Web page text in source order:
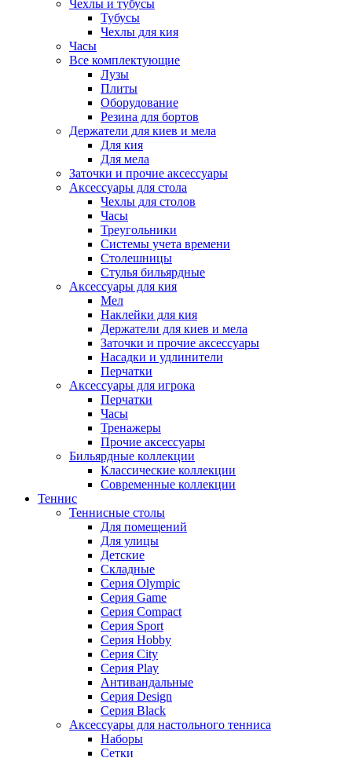
Чехлы и тубусы
Тубусы
Чехлы для кия
Часы
Все комплектующие
Лузы
Плиты
Оборудование
Резина для бортов
Держатели для киев и мела
Для кия
Для мела
Заточки и прочие аксессуары
Аксессуары для стола
Чехлы для столов
Часы
Треугольники
Системы учета времени
Столешницы
Стулья бильярдные
Аксессуары для кия
Мел
Наклейки для кия
Держатели для киев и мела
Заточки и прочие аксессуары
Насадки и удлинители
Перчатки
Аксессуары для игрока
Перчатки
Часы
Тренажеры
Прочие аксессуары
Бильярдные коллекции
Классические коллекции
Современные коллекции
Теннис
Теннисные столы
Для помещений
Для улицы
Детские
Складные
Серия Olympic
Серия Game
Серия Compact
Серия Sport
Серия Hobby
Серия City
Серия Play
Антивандальные
Серия Design
Серия Black
Аксессуары для настольного тенниса
Наборы
Сетки